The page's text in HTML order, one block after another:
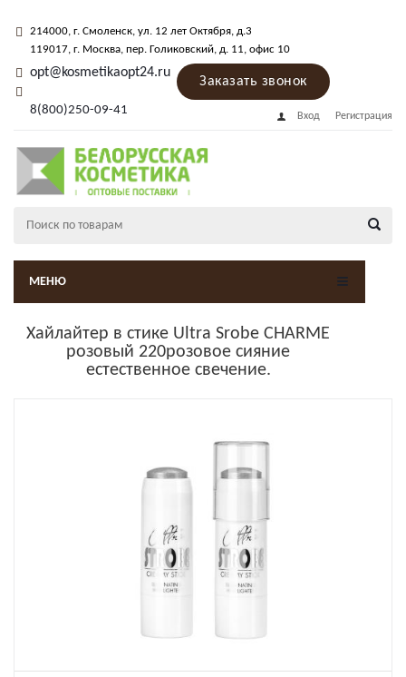
214000, г. Смоленск, ул. 12 лет Октября, д.3
119017, г. Москва, пер. Голиковский, д. 11, офис 10
opt@kosmetikaopt24.ru
8(800)250-09-41
Заказать звонок
Вход Регистрация
МЕНЮ
Хайлайтер в стике Ultra Srobe CHARME
розовый 220розовое сияние
естественное свечение.